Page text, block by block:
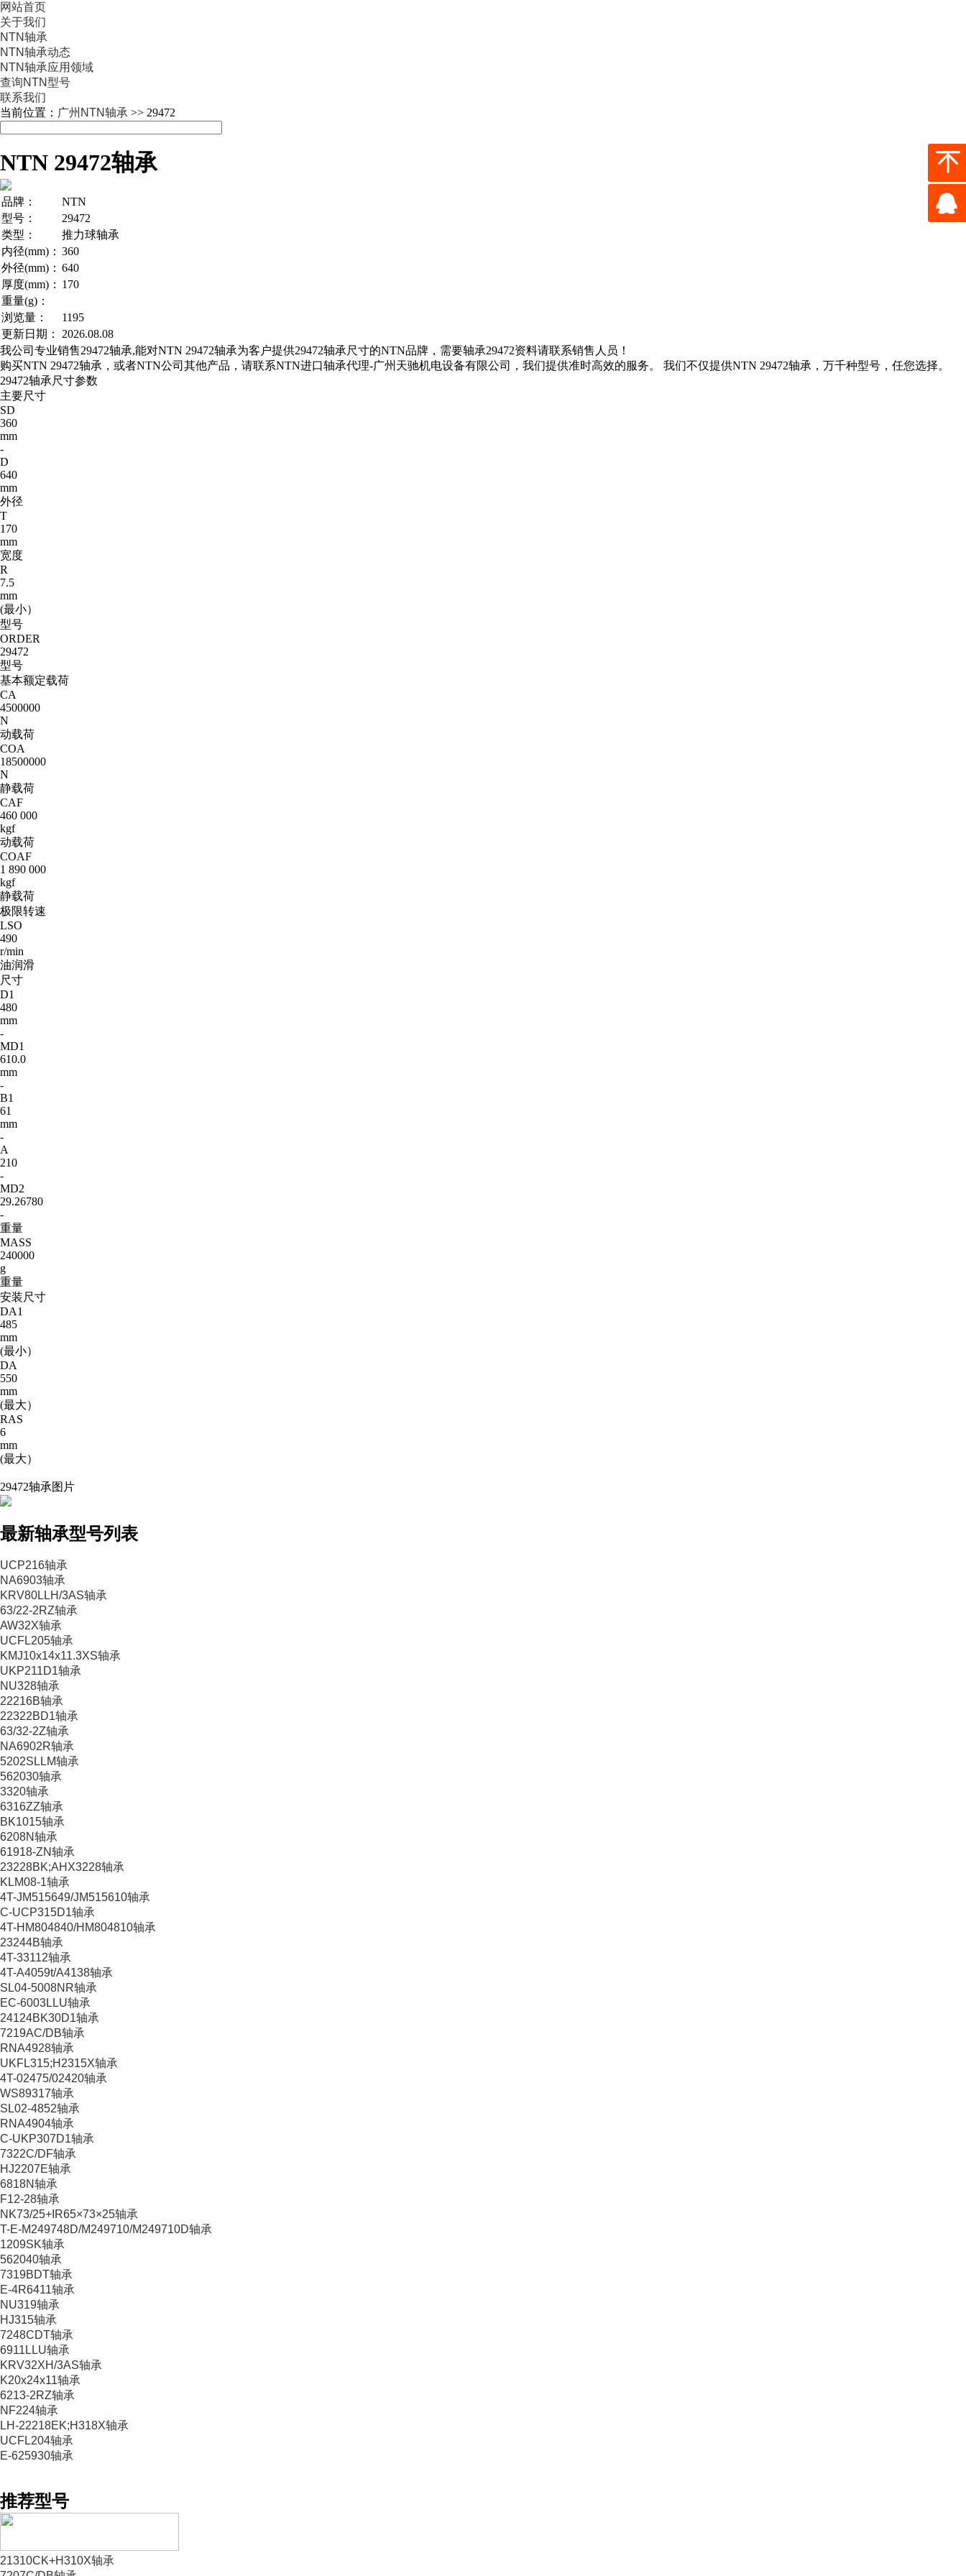
网站首页
关于我们
NTN轴承
NTN轴承动态
NTN轴承应用领域
查询NTN型号
联系我们
当前位置： 广州NTN轴承 >> 29472
NTN 29472轴承
品牌：
NTN
型号：
29472
类型：
推力球轴承
内径(mm)： 360
外径(mm)： 640
厚度(mm)： 170
重量(g)：
浏览量：
1195
更新日期：
2026.08.08
我公司专业销售29472轴承,能对NTN 29472轴承为客户提供29472轴承尺寸的NTN品牌，需要轴承29472资料请联系销售人员！
购买NTN 29472轴承，或者NTN公司其他产品，请联系NTN进口轴承代理-广州天驰机电设备有限公司，我们提供准时高效的服务。 我们不仅提供NTN 29472轴承，万千种型号，任您选择。
29472轴承尺寸参数
主要尺寸
SD
360
mm
-
D
640
mm
外径
T
170
mm
宽度
R
7.5
mm
(最小）
型号
ORDER
29472
型号
基本额定载荷
CA
4500000
N
动载荷
COA
18500000
N
静载荷
CAF
460 000
kgf
动载荷
COAF
1 890 000
kgf
静载荷
极限转速
LSO
490
r/min
油润滑
尺寸
D1
480
mm
-
MD1
610.0
mm
-
B1
61
mm
-
A
210
-
MD2
29.26780
-
重量
MASS
240000
g
重量
安装尺寸
DA1
485
mm
(最小）
DA
550
mm
(最大）
RAS
6
mm
(最大）
29472轴承图片
最新轴承型号列表
UCP216轴承
NA6903轴承
KRV80LLH/3AS轴承
63/22-2RZ轴承
AW32X轴承
UCFL205轴承
KMJ10x14x11.3XS轴承
UKP211D1轴承
NU328轴承
22216B轴承
22322BD1轴承
63/32-2Z轴承
NA6902R轴承
5202SLLM轴承
562030轴承
3320轴承
6316ZZ轴承
BK1015轴承
6208N轴承
61918-ZN轴承
23228BK;AHX3228轴承
KLM08-1轴承
4T-JM515649/JM515610轴承
C-UCP315D1轴承
4T-HM804840/HM804810轴承
23244B轴承
4T-33112轴承
4T-A4059t/A4138轴承
SL04-5008NR轴承
EC-6003LLU轴承
24124BK30D1轴承
7219AC/DB轴承
RNA4928轴承
UKFL315;H2315X轴承
4T-02475/02420轴承
WS89317轴承
SL02-4852轴承
RNA4904轴承
C-UKP307D1轴承
7322C/DF轴承
HJ2207E轴承
6818N轴承
F12-28轴承
NK73/25+IR65×73×25轴承
T-E-M249748D/M249710/M249710D轴承
1209SK轴承
562040轴承
7319BDT轴承
E-4R6411轴承
NU319轴承
HJ315轴承
7248CDT轴承
6911LLU轴承
KRV32XH/3AS轴承
K20x24x11轴承
6213-2RZ轴承
NF224轴承
LH-22218EK;H318X轴承
UCFL204轴承
E-625930轴承
推荐型号
21310CK+H310X轴承